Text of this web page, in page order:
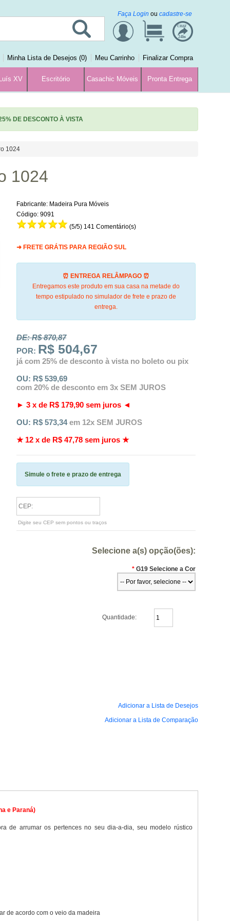
CHAT
24hs
Faça Login ou cadastre-se
Minha Lista de Desejos (0) Meu Carrinho Finalizar Compra
XV Escritório Casachic Móveis Pronta Entrega
DE DESCONTO À VISTA
1024
1024
Fabricante: Madeira Pura Móveis
Código: 9091
(5/5) 141 Comentário(s)
➜ FRETE GRÁTIS PARA REGIÃO SUL
⏰ ENTREGA RELÂMPAGO ⏰
Entregamos este produto em sua casa na metade do
tempo estipulado no simulador de frete e prazo de
entrega.
DE: R$870,87
POR: R$ 504,67
já com 25% de desconto à vista no boleto ou pix
OU: R$ 539,69
com 20% de desconto em 3x SEM JUROS
► 3 x de R$ 179,90 sem juros ◄
OU: R$ 573,34em 12x SEM JUROS
★ 12 x de R$ 47,78 sem juros ★
Simule o frete e prazo de entrega
Digite seu CEP sem pontos ou traços
Selecione a(s) opção(ões):
* G19 Selecione a Cor
Quantidade:
Adicionar a Lista de Desejos
Adicionar a Lista de Comparação
e Paraná)
de arrumar os pertences no seu dia-a-dia, seu modelo rústico
de acordo com o veio da madeira